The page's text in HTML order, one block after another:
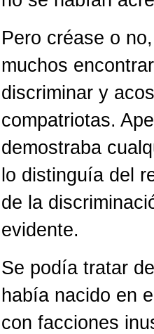
Pero créase o
muchos
discriminar y
compatriotas.
demostraba
lo distinguía del
de la
evidente.
Se podía tratar
había nacido en
con facciones